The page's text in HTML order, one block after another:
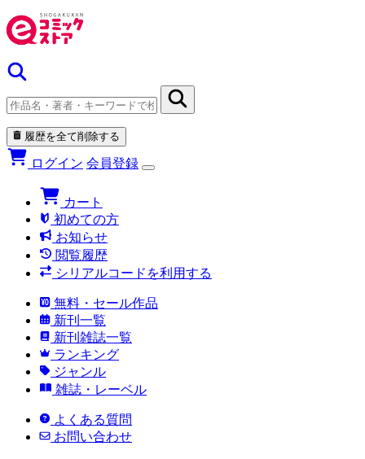
履歴を全て削除する
ログイン 会員登録
カート
初めての方
お知らせ
閲覧履歴
シリアルコードを利用する
無料・セール作品
新刊一覧
新刊雑誌一覧
ランキング
ジャンル
雑誌・レーベル
よくある質問
お問い合わせ